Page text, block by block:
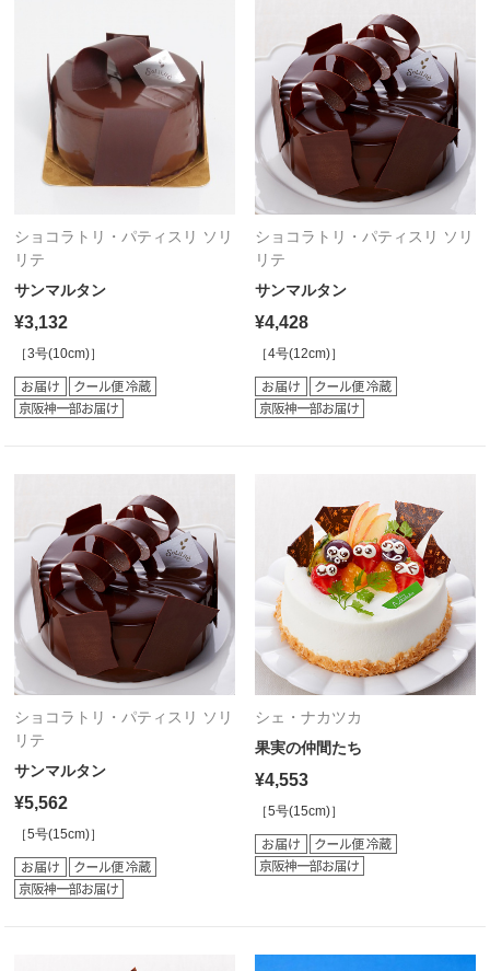
ショコラトリ・パティスリ ソリ
リテ
サンマルタン
¥3,132
［3号(10cm)］
ショコラトリ・パティスリ ソリ
リテ
サンマルタン
¥4,428
［4号(12cm)］
ショコラトリ・パティスリ ソリ
リテ
サンマルタン
¥5,562
［5号(15cm)］
シェ・ナカツカ
果実の仲間たち
¥4,553
［5号(15cm)］